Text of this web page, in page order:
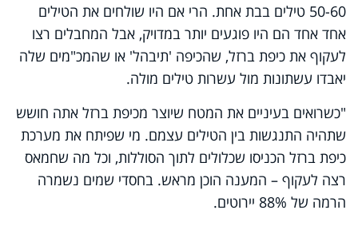
50-60 טילים בבת אחת. הרי אם היו שולחים את הטילים
אחד אחד הם היו פוגעים יותר במדויק, אבל המחבלים רצו
לעקוף את כיפת ברזל, שהכיפה 'תיבהל' או שהמכ"מים שלה
יאבדו עשתונות מול עשרות טילים מולה.
"כשרואים בעיניים את המטח שיוצר מכיפת ברזל אתה חושש
שתהיה התנגשות בין הטילים עצמם. מי שפיתח את מערכת
כיפת ברזל הכניסו שכלולים לתוך הסוללות, וכל מה שחמאס
רצה לעקוף – המענה הוכן מראש. בחסדי שמים נשמרה
הרמה של 88% יירוטים.